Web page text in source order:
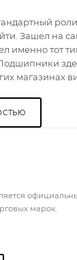
Зашел на
именно тот
магазинах
марок.